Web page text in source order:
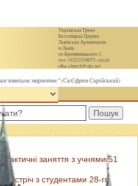
Українська Греко-
Католицька Церква.
Львівська Архиєпархія,
м.Львів,
пл.Кропивницького 1,
тел. (032)2334073, email:
olha-church@ukr.net
зовнішнє марнотне." (Св.Єфрем Сирійський)
Пошук
заняття з учнями 51
з студентами 28-го